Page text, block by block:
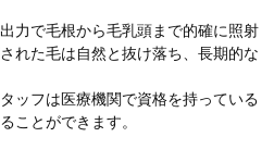
力で毛根から毛乳頭まで的確に照射
れた毛は自然と抜け落ち、長期的な
ッフは医療機関で資格を持っている
ことができます。